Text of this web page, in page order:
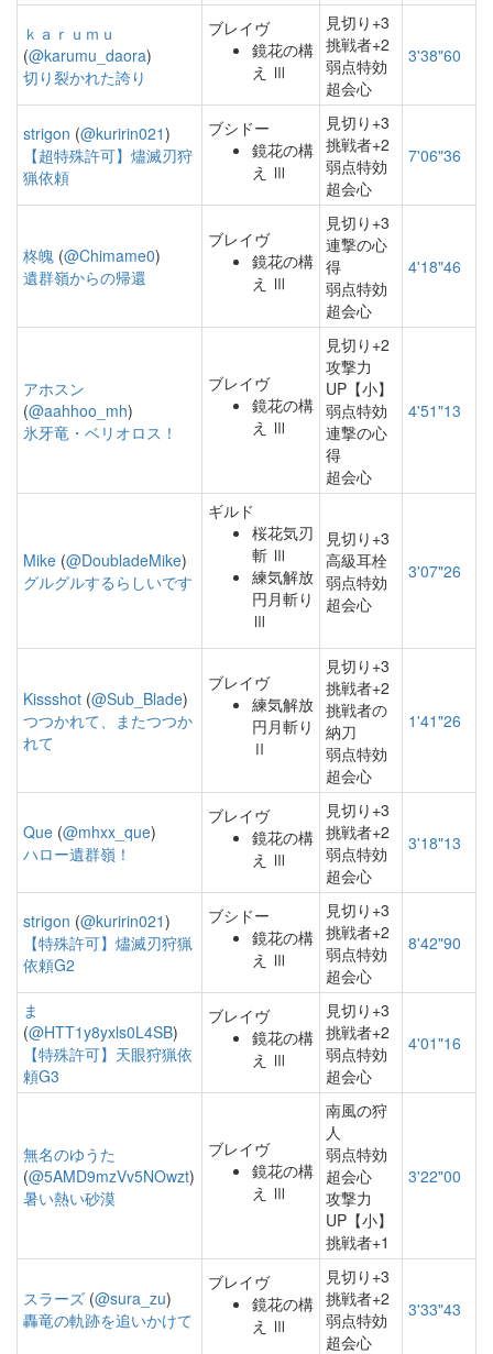
ｋａｒｕｍｕ
(@karumu_daora)
切り裂かれた誇り
ブレイヴ
鏡花の構
え Ⅲ
見切り+3
挑戦者+2
弱点特効
超会心
3'38"60
strigon (@kuririn021)
【超特殊許可】燼滅刃狩
猟依頼
ブシドー
鏡花の構
え Ⅲ
見切り+3
挑戦者+2
弱点特効
超会心
7'06"36
柊魄 (@Chimame0)
遺群嶺からの帰還
ブレイヴ
鏡花の構
え Ⅲ
見切り+3
連撃の心
得
弱点特効
超会心
4'18"46
アホスン
(@aahhoo_mh)
氷牙竜・ベリオロス！
ブレイヴ
鏡花の構
え Ⅲ
見切り+2
攻撃力
UP【小】
弱点特効
連撃の心
得
超会心
4'51"13
Mike (@DoubladeMike)
グルグルするらしいです
ギルド
桜花気刃
斬 Ⅲ
練気解放
円月斬り
Ⅲ
見切り+3
高級耳栓
弱点特効
超会心
3'07"26
Kissshot (@Sub_Blade)
つつかれて、またつつか
れて
ブレイヴ
練気解放
円月斬り
Ⅱ
見切り+3
挑戦者+2
挑戦者の
納刀
弱点特効
超会心
1'41"26
Que (@mhxx_que)
ハロー遺群嶺！
ブレイヴ
鏡花の構
え Ⅲ
見切り+3
挑戦者+2
弱点特効
超会心
3'18"13
strigon (@kuririn021)
【特殊許可】燼滅刃狩猟
依頼G2
ブシドー
鏡花の構
え Ⅲ
見切り+3
挑戦者+2
弱点特効
超会心
8'42"90
ま
(@HTT1y8yxls0L4SB)
【特殊許可】天眼狩猟依
頼G3
ブレイヴ
鏡花の構
え Ⅲ
見切り+3
挑戦者+2
弱点特効
超会心
4'01"16
無名のゆうた
(@5AMD9mzVv5NOwzt)
暑い熱い砂漠
ブレイヴ
鏡花の構
え Ⅲ
南風の狩
人
弱点特効
超会心
攻撃力
UP【小】
挑戦者+1
3'22"00
スラーズ (@sura_zu)
轟竜の軌跡を追いかけて
ブレイヴ
鏡花の構
え Ⅲ
見切り+3
挑戦者+2
弱点特効
超会心
3'33"43